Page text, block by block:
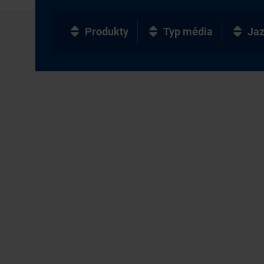
Produkty Typ média